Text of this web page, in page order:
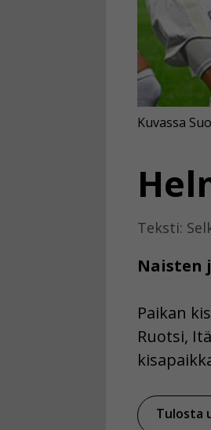
Teksti:
Naisten
Kuvassa
Paikan
Ruotsi,
Tulosta